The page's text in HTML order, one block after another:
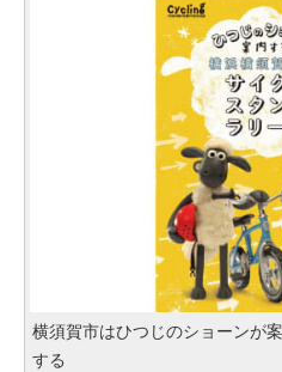
横須賀市はひつじのショーンが
する